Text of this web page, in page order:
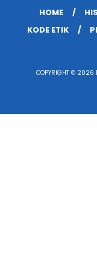
HOME
KODE ETIK
COPYRIGHT © 2026